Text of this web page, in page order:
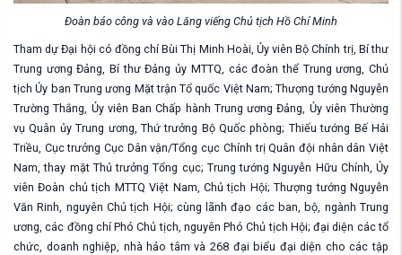
Đoàn báo công và vào Lăng viếng Chủ tịch Hồ Chí Minh
Tham dự Đại hội có đồng chí Bùi Thị Minh Hoài, Ủy viên Bộ Chính trị, Bí thư
Trung ương Đảng, Bí thư Đảng ủy MTTQ, các đoàn thể Trung ương, Chủ
tịch Ủy ban Trung ương Mặt trận Tổ quốc Việt Nam; Thượng tướng Nguyễn
Trường Thắng, Ủy viên Ban Chấp hành Trung ương Đảng, Ủy viên Thường
vụ Quân ủy Trung ương, Thứ trưởng Bộ Quốc phòng; Thiếu tướng Bế Hải
Triều, Cục trưởng Cục Dân vận/Tổng cục Chính trị Quân đội nhân dân Việt
Nam, thay mặt Thủ trưởng Tổng cục; Trung tướng Nguyễn Hữu Chính, Ủy
viên Đoàn chủ tịch MTTQ Việt Nam, Chủ tịch Hội; Thượng tướng Nguyễn
Văn Rinh, nguyên Chủ tịch Hội; cùng lãnh đạo các ban, bộ, ngành Trung
ương, các đồng chí Phó Chủ tịch, nguyên Phó Chủ tịch Hội; đại diện các tổ
chức, doanh nghiệp, nhà hảo tâm và 268 đại biểu đại diện cho các tập